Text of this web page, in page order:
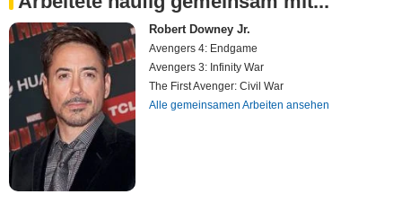
Robert Downey Jr.
Avengers 4: Endgame
Avengers 3: Infinity War
The First Avenger: Civil War
Alle gemeinsamen Arbeiten ansehen